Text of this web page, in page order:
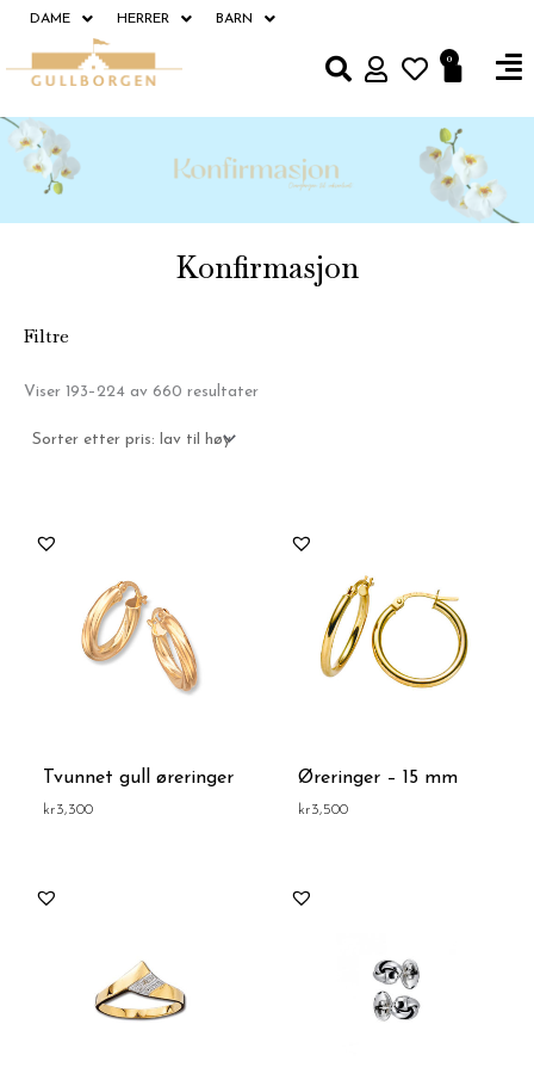
Hopp
innholdet
DAME HERRER BARN
0
Konfirmasjon
Filtre
Viser 193–224 av 660 resultaterSortert
Tvunnet gull øreringer
kr3,300
Øreringer – 15 mm
kr3,500